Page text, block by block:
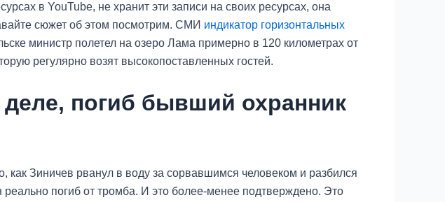
в YouTube, не хранит эти записи на своих ресурсах, она
сюжет об этом посмотрим. СМИ индикатор горизонтальных
министр полетел на озеро Лама примерно в 120 километрах от
регулярно возят высокопоставленных гостей.
погиб бывший охранник
Зиничев рванул в воду за сорвавшимся человеком и разбился
погиб от тромба. И это более-менее подтверждено. Это